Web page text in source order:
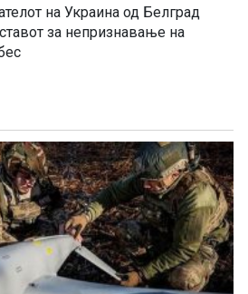
на Украина од Белград
за непризнавање на